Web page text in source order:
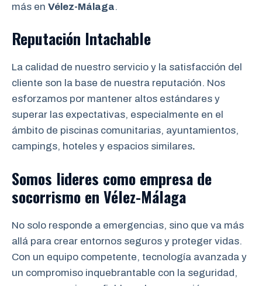
más en Vélez-Málaga.
Reputación Intachable
La calidad de nuestro servicio y la satisfacción del
cliente son la base de nuestra reputación. Nos
esforzamos por mantener altos estándares y
superar las expectativas, especialmente en el
ámbito de piscinas comunitarias, ayuntamientos,
campings, hoteles y espacios similares.
Somos lideres como empresa de
socorrismo en Vélez-Málaga
No solo responde a emergencias, sino que va más
allá para crear entornos seguros y proteger vidas.
Con un equipo competente, tecnología avanzada y
un compromiso inquebrantable con la seguridad,